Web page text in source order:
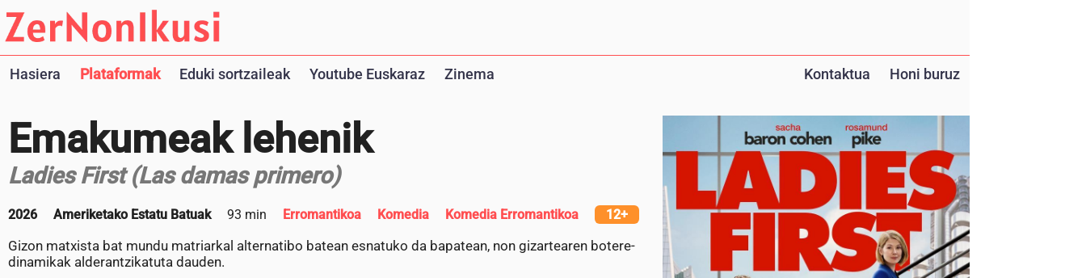
Hasiera Plataformak Eduki sortzaileak Youtube Euskaraz Zinema Kontaktua Honi buruz
Emakumeak lehenik
Ladies First (Las damas primero)
2026 Ameriketako Estatu Batuak 93 min Erromantikoa Komedia Komedia Erromantikoa 12+
Gizon matxista bat mundu matriarkal alternatibo batean esnatuko da bapatean, non gizartearen botere-
dinamikak alderantzikatuta dauden.